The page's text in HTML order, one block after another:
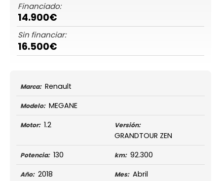
Financiado:
14.900€
Sin financiar:
16.500€
Marca: Renault
Modelo: MEGANE
Motor: 1.2 Versión:
GRANDTOUR ZEN
Potencia: 130 km: 92.300
Año: 2018 Mes: Abril